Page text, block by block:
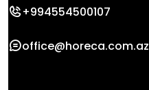
+994554500107
office@horeca.com.az